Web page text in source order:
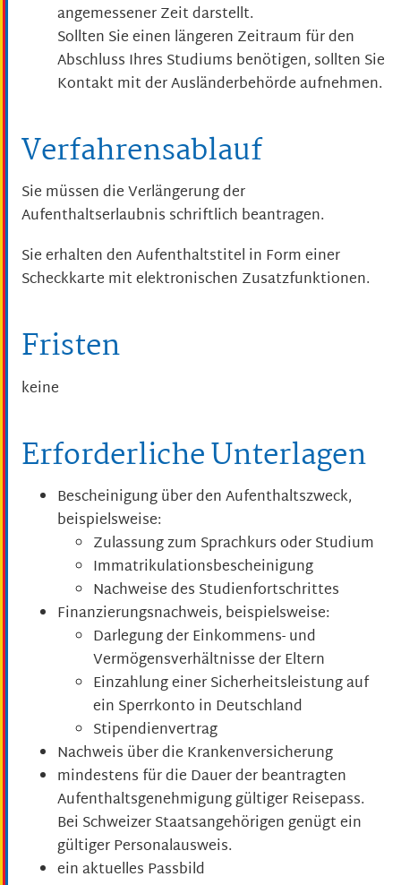
angemessener Zeit darstellt.
Sollten Sie einen längeren Zeitraum für den
Abschluss Ihres Studiums benötigen, sollten Sie
Kontakt mit der Ausländerbehörde aufnehmen.
Verfahrensablauf
Sie müssen die Verlängerung der
Aufenthaltserlaubnis schriftlich beantragen.
Sie erhalten den Aufenthaltstitel in Form einer
Scheckkarte mit elektronischen Zusatzfunktionen.
Fristen
keine
Erforderliche Unterlagen
Bescheinigung über den Aufenthaltszweck,
beispielsweise:
Zulassung zum Sprachkurs oder Studium
Immatrikulationsbescheinigung
Nachweise des Studienfortschrittes
Finanzierungsnachweis, beispielsweise:
Darlegung der Einkommens- und
Vermögensverhältnisse der Eltern
Einzahlung einer Sicherheitsleistung auf
ein Sperrkonto in Deutschland
Stipendienvertrag
Nachweis über die Krankenversicherung
mindestens für die Dauer der beantragten
Aufenthaltsgenehmigung gültiger Reisepass.
Bei Schweizer Staatsangehörigen genügt ein
gültiger Personalausweis.
ein aktuelles Passbild